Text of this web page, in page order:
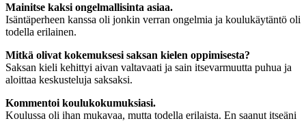
Mainitse kaksi ongelmallisinta asiaa.
Isäntäperheen kanssa oli jonkin verran ongelmia ja koulukäytäntö oli
todella erilainen.
Mitkä olivat kokemuksesi saksan kielen oppimisesta?
Saksan kieli kehittyi aivan valtavaati ja sain itsevarmuutta puhua ja
aloittaa keskusteluja saksaksi.
Kommentoi koulukokumuksiasi.
Koulussa oli ihan mukavaa, mutta todella erilaista. En saanut itseäni